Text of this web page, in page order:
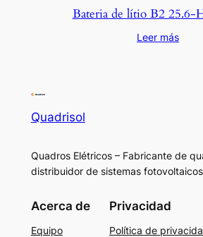
Bateria de lítio B2 25.6-
Leer más
Quadrisol
Quadros Elétricos – Fabricante de
distribuidor de sistemas fotovoltaicos
Acerca de
Equipo
Privacidad
Política de